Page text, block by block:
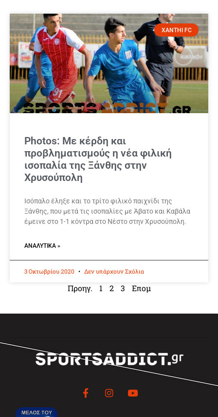
XANTHI FC
Photos: Με κέρδη και
προβληματισμούς η νέα φιλική
ισοπαλία της Ξάνθης στην
Χρυσούπολη
Ισόπαλο έληξε και το τρίτο φιλικό παιχνίδι της
Ξάνθης, που μετά τις ισοπαλίες με Άβατο και Καβάλα
έμεινε στο 1-1 κόντρα στο Νέστο στην Χρυσούπολη.
ΑΝΑΛΥΤΙΚΆ »
3 Οκτωβρίου 2020 Δεν υπάρχουν Σχόλια
Προηγ. 1 2 3 Επομ